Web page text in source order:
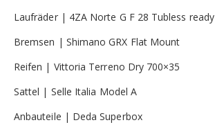
Laufräder | 4ZA Norte G F 28 Tubless ready
Bremsen | Shimano GRX Flat Mount
Reifen | Vittoria Terreno Dry 700×35
Sattel | Selle Italia Model A
Anbauteile | Deda Superbox